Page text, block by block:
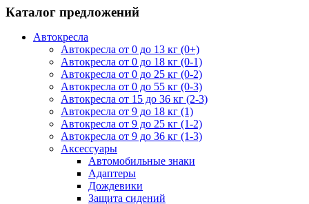
Каталог предложений
Автокресла
Автокресла от 0 до 13 кг (0+)
Автокресла от 0 до 18 кг (0-1)
Автокресла от 0 до 25 кг (0-2)
Автокресла от 0 до 55 кг (0-3)
Автокресла от 15 до 36 кг (2-3)
Автокресла от 9 до 18 кг (1)
Автокресла от 9 до 25 кг (1-2)
Автокресла от 9 до 36 кг (1-3)
Аксессуары
Автомобильные знаки
Адаптеры
Дождевики
Защита сидений